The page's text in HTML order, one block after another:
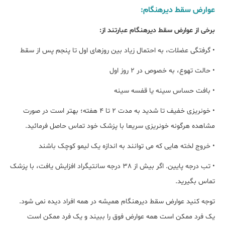
عوارض سقط دیرهنگام:
برخی از عوارض سقط دیرهنگام عبارتند از:
• گرفتگی عضلات، به احتمال زیاد بین روزهای اول تا پنجم پس از سقط
• حالت تهوع، به خصوص در 2 روز اول
• بافت حساس سینه یا قفسه سینه
• خونریزی خفیف تا شدید به مدت 2 تا 4 هفته؛ بهتر است در صورت
مشاهده هرگونه خونریزی سریعا با پزشک خود تماس حاصل فرمائید.
• خروج لخته هایی که می توانند به اندازه یک لیمو کوچک باشند
• تب درجه پایین. اگر بیش از 38 درجه سانتیگراد افزایش یافت، با پزشک
تماس بگیرید.
توجه کنید عوارض سقط دیرهنگام همیشه در همه افراد دیده نمی شود.
یک فرد ممکن است همه عوارض فوق را ببیند و یک فرد ممکن است